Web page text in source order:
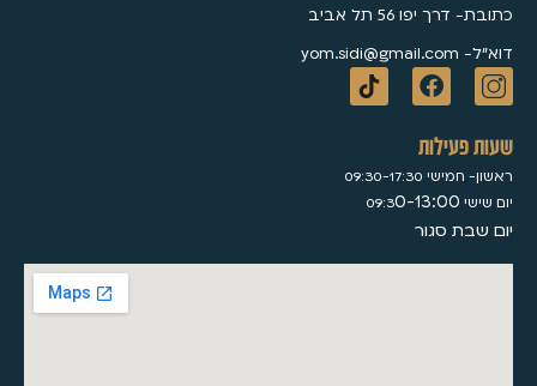
כתובת- דרך יפו 56 תל אביב
דוא״ל- yom.sidi@gmail.com
שעות פעילות
ראשון- חמישי 09:30-17:30
יום שישי 09:3 0-13:00
יום שבת סגור